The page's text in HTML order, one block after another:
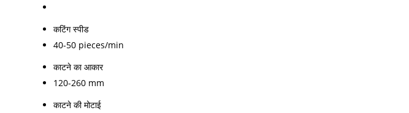
कटिंग स्पीड
40-50 pieces/min
काटने का आकार
120-260 mm
काटने की मोटाई